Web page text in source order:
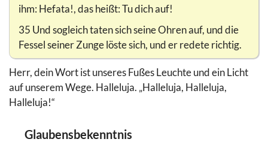
ihm: Hefata!, das heißt: Tu dich auf!
35 Und sogleich taten sich seine Ohren auf, und die
Fessel seiner Zunge löste sich, und er redete richtig.
Herr, dein Wort ist unseres Fußes Leuchte und ein Licht
auf unserem Wege. Halleluja. „Halleluja, Halleluja,
Halleluja!“
Glaubensbekenntnis